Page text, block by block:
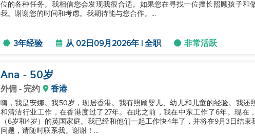
位的各种任务。我相信您会发现我很合适。如果您在寻找一位擅长照顾孩子和
我。谢谢您的时间和考虑。我期待能与您合作。...
3年经验 从 02日09月2026年 | 全职 非常活跃
Ana - 50岁
外佣 - 完约 香港
嗨，我是安娜。我50岁，现居香港。我有照顾婴儿、幼儿和儿童的经验。我还
和清洁行业工作，在香港度过了27年。在此之前，我在中东工作了6年。现在
（6岁和4岁）的英国家庭。我已经和他们一起工作快4年了，并将在9月3日结
问题，请随时联系我。谢谢！...